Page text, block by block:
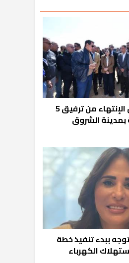
"الإسكان" تعلن الإنتهاء من ترفيق 5
الشروق
ببدء تنفيذ خطة
الكهرباء